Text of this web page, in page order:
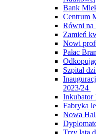
Bank
Centrum
Równi
Zamień
Nowi
Pałac
Szpital
2023/24
Inkubator
Fabryka
Nowa
Trzy lata